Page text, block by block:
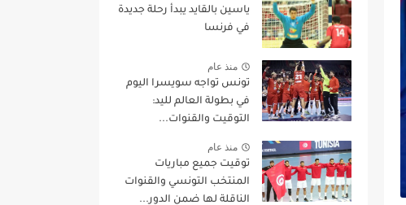
ياسين بالقايد يبدأ رحلة جديدة
في فرنسا
منذ عام
تونس تواجه سويسرا اليوم
في بطولة العالم لليد:
التوقيت والقنوات...
منذ عام
توقيت جميع مباريات
المنتخب التونسي والقنوات
الناقلة لها ضمن الدور...